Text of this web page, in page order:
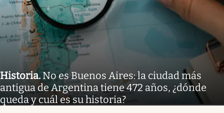
Historia. No es Buenos Aires: la ciudad más
antigua de Argentina tiene 472 años, ¿dónde
queda y cuál es su historia?